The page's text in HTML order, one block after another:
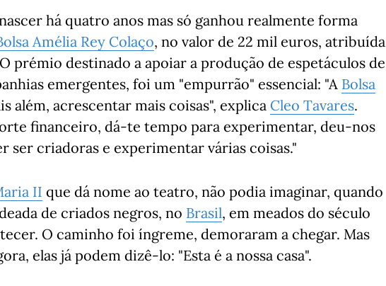
há quatro anos mas só ganhou realmente forma
Amélia Rey Colaço, no valor de 22 mil euros, atribuída
prémio destinado a apoiar a produção de espetáculos de
emergentes, foi um "empurrão" essencial: "A Bolsa
além, acrescentar mais coisas", explica Cleo Tavares.
financeiro, dá-te tempo para experimentar, deu-nos
ser criadoras e experimentar várias coisas."
II que dá nome ao teatro, não podia imaginar, quando
de criados negros, no Brasil, em meados do século
O caminho foi íngreme, demoraram a chegar. Mas
elas já podem dizê-lo: "Esta é a nossa casa".